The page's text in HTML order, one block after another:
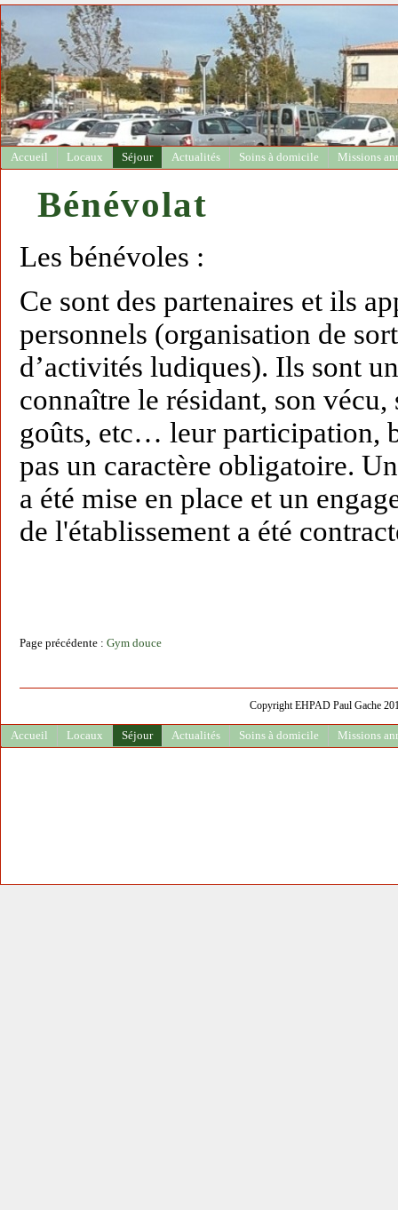
Accueil Locaux Séjour Actualités Soins à domicile Missions
Bénévolat
Les bénévoles :
Ce sont des partenaires et ils
personnels (organisation de
d’activités ludiques). Ils sont
connaître le résidant, son vécu,
goûts, etc… leur participation,
pas un caractère obligatoire.
a été mise en place et un
de l'établissement a été
Page précédente : Gym douce
Copyright EHPAD Paul Gache
Accueil Locaux Séjour Actualités Soins à domicile Missions